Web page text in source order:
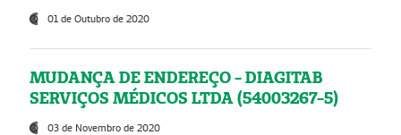
01 de Outubro de 2020
MUDANÇA DE ENDEREÇO - DIAGITAB
SERVIÇOS MÉDICOS LTDA (54003267-5)
03 de Novembro de 2020